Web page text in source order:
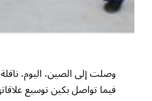
وصلت إلى الصين، اليوم،
فيما تواصل بكين توسيع